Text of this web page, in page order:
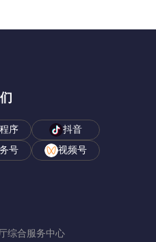
序
抖音
号
视频号
综合服务中心